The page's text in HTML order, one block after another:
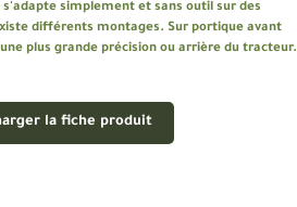
s'adapte simplement et sans outil sur des
différents montages. Sur portique avant
plus grande précision ou arrière du tracteur.
la fiche produit